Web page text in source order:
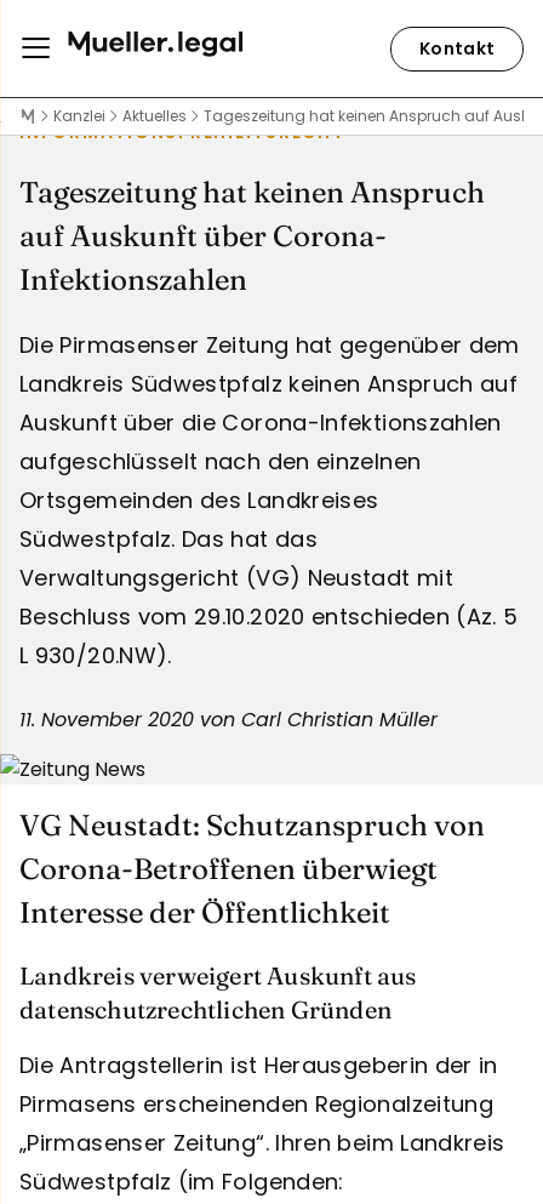
Kontakt
Kanzlei Aktuelles Tageszeitung hat keinen Anspruch auf
INFORMATIONSFREIHEITSRECHT
Tageszeitung hat keinen Anspruch
auf Auskunft über Corona-
Infektionszahlen
Die Pirmasenser Zeitung hat gegenüber dem
Landkreis Südwestpfalz keinen Anspruch auf
Auskunft über die Corona-Infektionszahlen
aufgeschlüsselt nach den einzelnen
Ortsgemeinden des Landkreises
Südwestpfalz. Das hat das
Verwaltungsgericht (VG) Neustadt mit
Beschluss vom 29.10.2020 entschieden (Az. 5
L 930/20.NW).
11. November 2020 von Carl Christian Müller
VG Neustadt: Schutzanspruch von
Corona-Betroffenen überwiegt
Interesse der Öffentlichkeit
Landkreis verweigert Auskunft aus
datenschutzrechtlichen Gründen
Die Antragstellerin ist Herausgeberin der in
Pirmasens erscheinenden Regionalzeitung
„Pirmasenser Zeitung“. Ihren beim Landkreis
Südwestpfalz (im Folgenden: